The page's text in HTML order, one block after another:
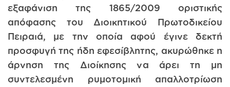
εξαφάνιση της 1865/2009 οριστικής
απόφασης του Διοικητικού Πρωτοδικείου
Πειραιά, με την οποία αφού έγινε δεκτή
προσφυγή της ήδη εφεσίβλητης, ακυρώθηκε η
άρνηση της Διοίκησης να άρει τη μη
συντελεσμένη ρυμοτομική απαλλοτρίωση